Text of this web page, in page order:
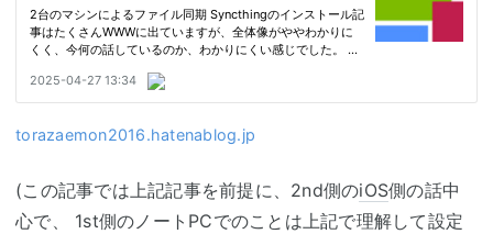
torazaemon2016.hatenablog.jp
(この記事では上記記事を前提に、2nd側のiOS側の話中
心で、 1st側のノートPCでのことは上記で理解して設定